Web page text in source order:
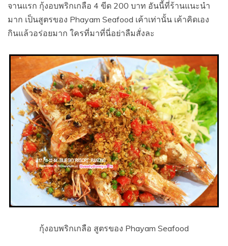
จานแรก กุ้งอบพริกเกลือ 4 ขีด 200 บาท อันนี้ที่ร้านแนะนำ
มาก เป็นสูตรของ Phayam Seafood เค้าเท่านั้น เค้าคิดเอง
กินแล้วอร่อยมาก ใครที่มาที่นี่อย่าลืมสั่งละ
กุ้งอบพริกเกลือ สูตรของ Phayam Seafood